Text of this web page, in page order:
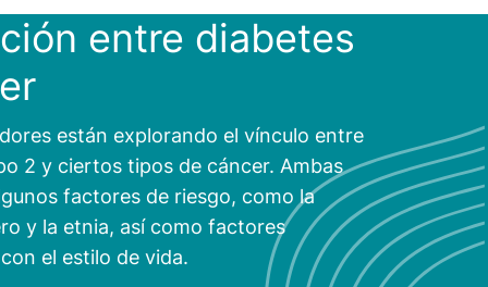
entre diabetes
están explorando el vínculo entre
2 y ciertos tipos de cáncer. Ambas
factores de riesgo, como la
y la etnia, así como factores
el estilo de vida.